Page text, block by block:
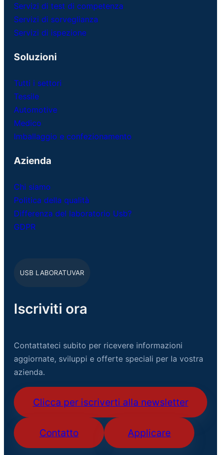
Servizi di test di competenza
Servizi di sorveglianza
Servizi di ispezione
Soluzioni
Tutti i settori
Tessile
Automotive
Medico
Imballaggio e confezionamento
Azienda
Chi siamo
Politica della qualità
Differenza del laboratorio Usb?
GDPR
USB LABORATUVAR
Iscriviti ora
Contattateci subito per ricevere informazioni
aggiornate, sviluppi e offerte speciali per la vostra
azienda.
Clicca per iscriverti alla newsletter
Contatto Applicare